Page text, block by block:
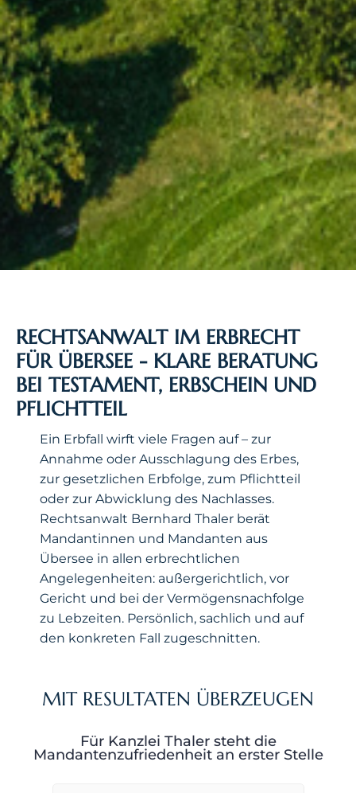
RECHTSANWALT IM ERBRECHT
FÜR ÜBERSEE - KLARE BERATUNG
BEI TESTAMENT, ERBSCHEIN UND
PFLICHTTEIL
Ein Erbfall wirft viele Fragen auf – zur
Annahme oder Ausschlagung des Erbes,
zur gesetzlichen Erbfolge, zum Pflichtteil
oder zur Abwicklung des Nachlasses.
Rechtsanwalt Bernhard Thaler berät
Mandantinnen und Mandanten aus
Übersee in allen erbrechtlichen
Angelegenheiten: außergerichtlich, vor
Gericht und bei der Vermögensnachfolge
zu Lebzeiten. Persönlich, sachlich und auf
den konkreten Fall zugeschnitten.
MIT RESULTATEN ÜBERZEUGEN
Für Kanzlei Thaler steht die
Mandantenzufriedenheit an erster Stelle